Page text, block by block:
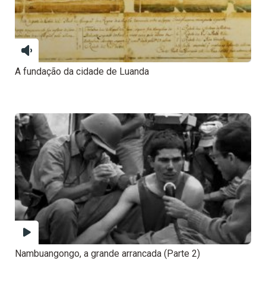
A fundação da cidade de Luanda
Nambuangongo, a grande arrancada (Parte 2)